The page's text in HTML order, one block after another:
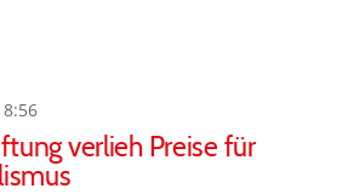
verlieh Preise für